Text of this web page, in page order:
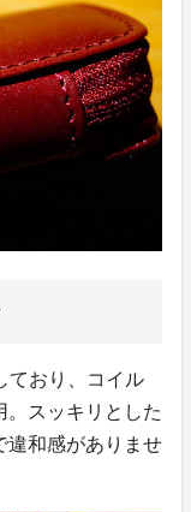
ており、コイル
。スッキリとした
違和感がありませ